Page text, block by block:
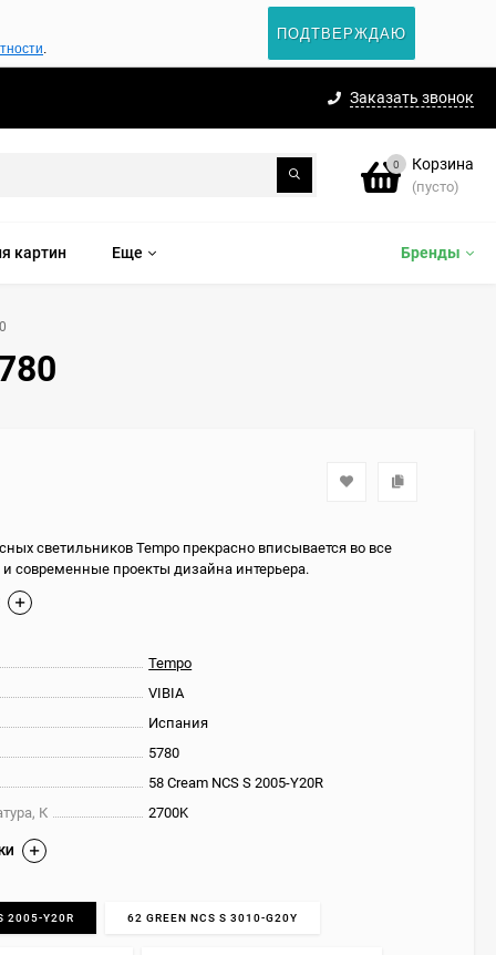
ПОДТВЕРЖДАЮ
Заказать звонок
0 Корзина
(пусто)
Бренды
картин Еще
светильников Tempo прекрасно вписывается во все
современные проекты дизайна интерьера.
Tempo
VIBIA
Испания
5780
58 Cream NCS S 2005-Y20R
К
2700K
2005-Y20R 62 GREEN NCS S 3010-G20Y